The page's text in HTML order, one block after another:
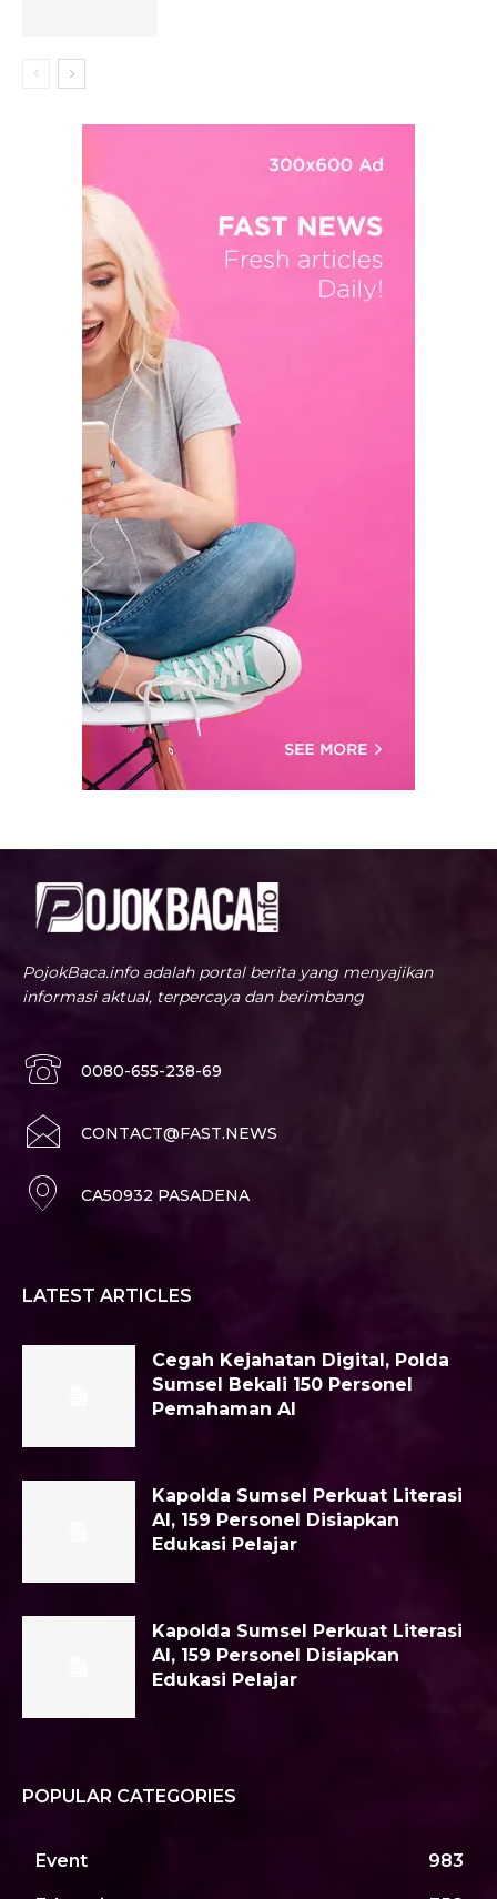
PojokBaca.info adalah portal berita yang menyajikan
informasi aktual, terpercaya dan berimbang
0080-655-238-69
CONTACT@FAST.NEWS
CA50932 PASADENA
LATEST ARTICLES
Cegah Kejahatan Digital, Polda
Sumsel Bekali 150 Personel
Pemahaman AI
Kapolda Sumsel Perkuat Literasi
AI, 159 Personel Disiapkan
Edukasi Pelajar
Kapolda Sumsel Perkuat Literasi
AI, 159 Personel Disiapkan
Edukasi Pelajar
POPULAR CATEGORIES
Event 983